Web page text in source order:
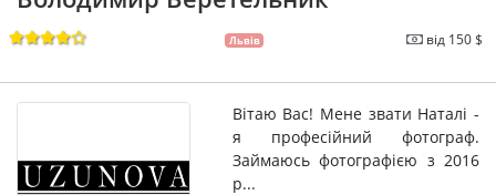
Львів від 150 $
Вітаю Вас! Мене звати Наталі -
я професійний фотограф.
Займаюсь фотографією з 2016
р...